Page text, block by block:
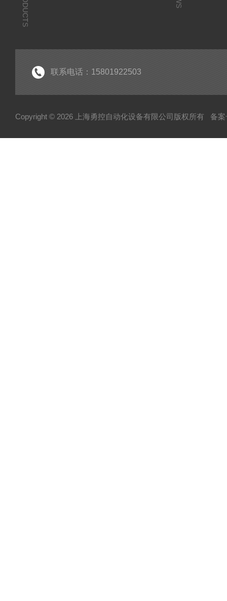
联系电话：15801922503
Copyright © 2026 上海勇控自动化设备有限公司版权所有 备案